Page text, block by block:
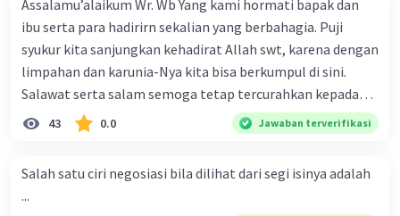
Assalamu’alaikum Wr. Wb Yang kami hormati bapak dan
ibu serta para hadirirn sekalian yang berbahagia. Puji
syukur kita sanjungkan kehadirat Allah swt, karena dengan
limpahan dan karunia-Nya kita bisa berkumpul di sini.
Salawat serta salam semoga tetap tercurahkan kepada
junjungan Nabi besar Muhammad saw, karena beliau
menyiarkan agama yang haq, yakni agama islam, agama
ke dalam umat-Nya yang diberkahi. Amin ya rabbal alamin.
Hadirin sekalian yang berbahagia! Dirasa amat penting
43 0.0 Jawaban terverifikasi
Salah satu ciri negosiasi bila dilihat dari segi isinya adalah
...